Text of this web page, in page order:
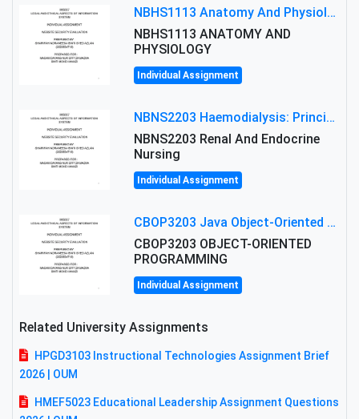
NBHS1113 Anatomy And Physiology Assigment: Anatomy And Physiology Of Cells And Tissues
NBHS1113 ANATOMY AND
PHYSIOLOGY
Individual Assignment
NBNS2203 Haemodialysis: Principles, Complications & Management Strategies
NBNS2203 Renal And Endocrine
Nursing
Individual Assignment
CBOP3203 Java Object-Oriented Programming Assignment: ShapeA & Arithmetic Class Implementation
CBOP3203 OBJECT-ORIENTED
PROGRAMMING
Individual Assignment
Related University Assignments
HPGD3103 Instructional Technologies Assignment Brief
2026 | OUM
HMEF5023 Educational Leadership Assignment Questions